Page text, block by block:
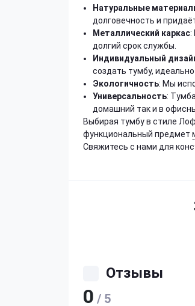
Натуральные
долговечность и
Металлический каркас:
долгий срок службы.
Индивидуальный
создать тумбу,
Экологичность: Мы
Универсальность:
домашний так и в
Выбирая тумбу в стиле
функциональный предмет
Свяжитесь с нами для
Отзывы
0 / 5